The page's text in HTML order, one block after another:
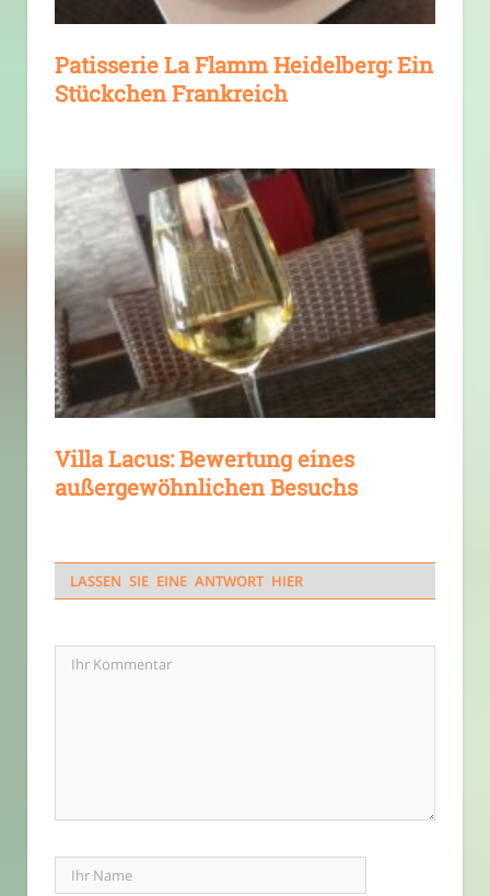
Patisserie La Flamm Heidelberg: Ein
Stückchen Frankreich
Villa Lacus: Bewertung eines
außergewöhnlichen Besuchs
LASSEN SIE EINE ANTWORT HIER